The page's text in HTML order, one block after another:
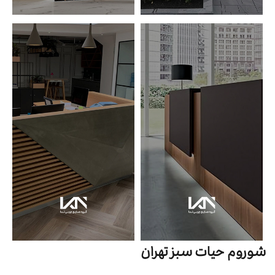
شوروم حیات سبز تهران